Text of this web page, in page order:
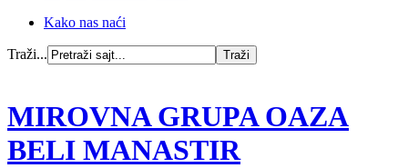
Kako nas naći
Traži...
MIROVNA GRUPA OAZA
BELI MANASTIR